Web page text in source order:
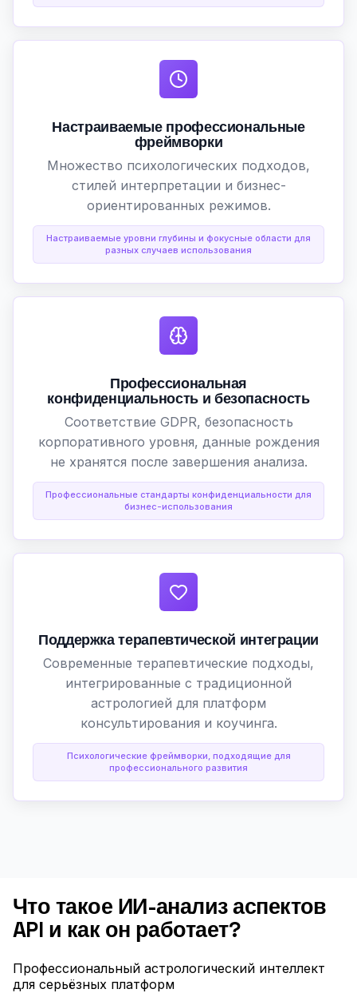
Настраиваемые профессиональные
фреймворки
Множество психологических подходов,
стилей интерпретации и бизнес-
ориентированных режимов.
Настраиваемые уровни глубины и фокусные области для
разных случаев использования
Профессиональная
конфиденциальность и безопасность
Соответствие GDPR, безопасность
корпоративного уровня, данные рождения
не хранятся после завершения анализа.
Профессиональные стандарты конфиденциальности для
бизнес-использования
Поддержка терапевтической интеграции
Современные терапевтические подходы,
интегрированные с традиционной
астрологией для платформ
консультирования и коучинга.
Психологические фреймворки, подходящие для
профессионального развития
Что такое ИИ-анализ аспектов
API и как он работает?
Профессиональный астрологический интеллект
для серьёзных платформ